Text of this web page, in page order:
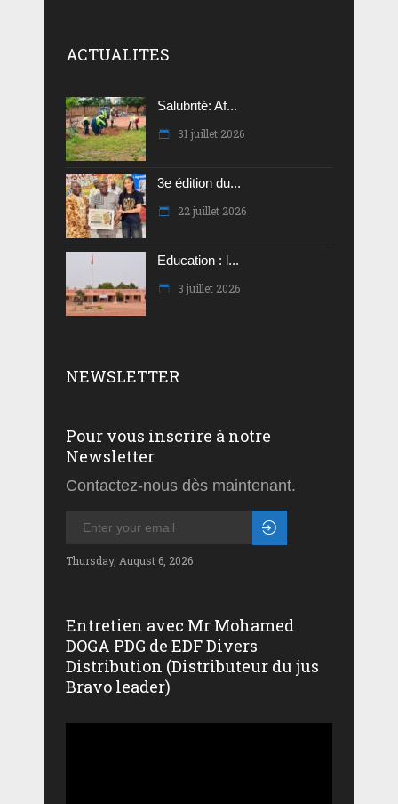
ACTUALITES
Salubrité: Af...
31 juillet 2026
3e édition du...
22 juillet 2026
Education : l...
3 juillet 2026
NEWSLETTER
Pour vous inscrire à notre
Newsletter
Contactez-nous dès maintenant.
Thursday, August 6, 2026
Entretien avec Mr Mohamed
DOGA PDG de EDF Divers
Distribution (Distributeur du jus
Bravo leader)